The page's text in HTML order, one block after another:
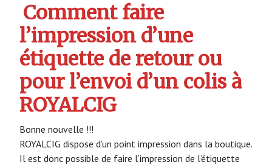
Comment faire
l’impression d’une
étiquette de retour ou
pour l’envoi d’un colis à
ROYALCIG
Bonne nouvelle !!!
ROYALCIG dispose d’un point impression dans la boutique.
Il est donc possible de faire l’impression de l’étiquette